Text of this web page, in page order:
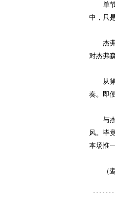
单节
中，只
杰弗
对杰弗
从第
奏。即
与杰
风。毕
本场惟
（鸾